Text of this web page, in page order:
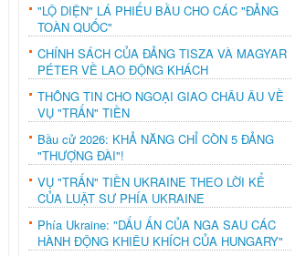
"LỘ DIỆN" LÁ PHIẾU BẦU CHO CÁC "ĐẢNG
TOÀN QUỐC"
CHÍNH SÁCH CỦA ĐẢNG TISZA VÀ MAGYAR
PÉTER VỀ LAO ĐỘNG KHÁCH
THÔNG TIN CHO NGOẠI GIAO CHÂU ÂU VỀ
VỤ "TRẤN" TIỀN
Bầu cử 2026: KHẢ NĂNG CHỈ CÒN 5 ĐẢNG
"THƯỢNG ĐÀI"!
VỤ "TRẤN" TIỀN UKRAINE THEO LỜI KỂ
CỦA LUẬT SƯ PHÍA UKRAINE
Phía Ukraine: "DẤU ẤN CỦA NGA SAU CÁC
HÀNH ĐỘNG KHIÊU KHÍCH CỦA HUNGARY"